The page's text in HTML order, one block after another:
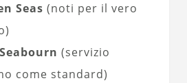
Seas (noti per il vero
(servizio
come standard)